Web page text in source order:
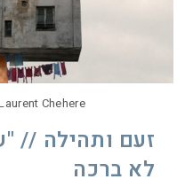
Chehere
זעם ותהילה //
לא ברכה